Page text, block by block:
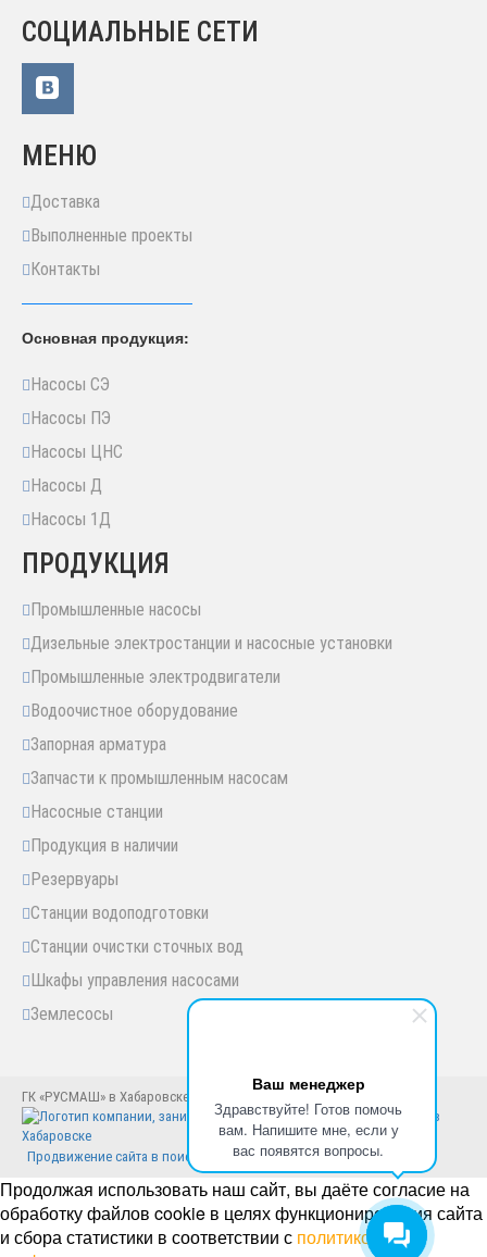
Ваш менеджер
Здравствуйте! Готов помочь
вам. Напишите мне, если у
вас появятся вопросы.
СОЦИАЛЬНЫЕ СЕТИ
МЕНЮ
Доставка
Выполненные проекты
Контакты
Основная продукция:
Насосы СЭ
Насосы ПЭ
Насосы ЦНС
Насосы Д
Насосы 1Д
ПРОДУКЦИЯ
Промышленные насосы
Дизельные электростанции и насосные установки
Промышленные электродвигатели
Водоочистное оборудование
Запорная арматура
Запчасти к промышленным насосам
Насосные станции
Продукция в наличии
Резервуары
Станции водоподготовки
Станции очистки сточных вод
Шкафы управления насосами
Землесосы
ГК «РУСМАШ» в Хабаровске © Хабаровск, 2005-2025 год
Продвижение сайта в поисковиках
Продолжая использовать наш сайт, вы даёте согласие на
обработку файлов cookie в целях функционирования сайта
и сбора статистики в соответствии с политикой